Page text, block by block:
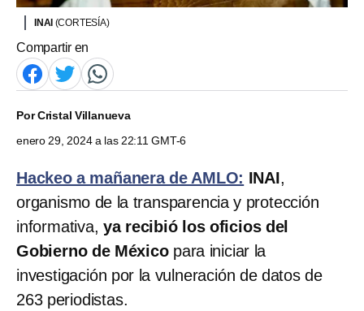
INAI (CORTESÍA)
Compartir en
PorCristal Villanueva
enero 29, 2024 a las 22:11 GMT-6
Hackeo a mañanera de AMLO: INAI,
organismo de la transparencia y protección
informativa, ya recibió los oficios del
Gobierno de Méxicopara iniciar la
investigación por la vulneración de datos de
263 periodistas.